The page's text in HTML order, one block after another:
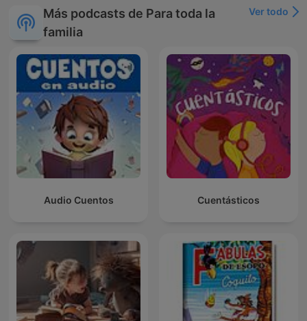
Más podcasts de Para toda la
familia
Ver todo
Audio Cuentos Cuentásticos